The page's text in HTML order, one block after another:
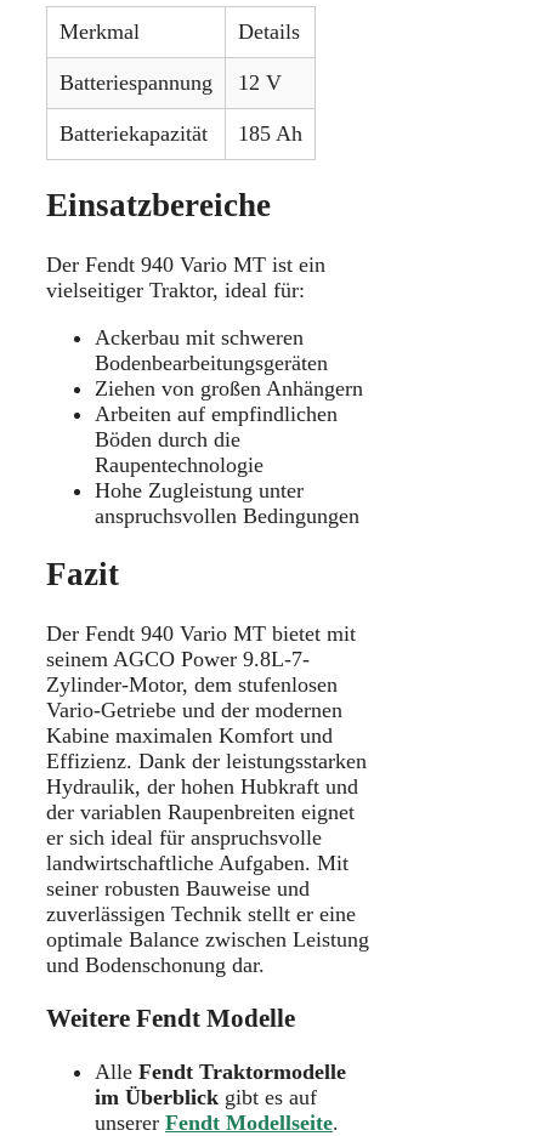
Merkmal Details
Batteriespannung 12 V
Batteriekapazität 185 Ah
Einsatzbereiche
Der Fendt 940 Vario MT ist ein
vielseitiger Traktor, ideal für:
Ackerbau mit schweren
Bodenbearbeitungsgeräten
Ziehen von großen Anhängern
Arbeiten auf empfindlichen
Böden durch die
Raupentechnologie
Hohe Zugleistung unter
anspruchsvollen Bedingungen
Fazit
Der Fendt 940 Vario MT bietet mit
seinem AGCO Power 9.8L-7-
Zylinder-Motor, dem stufenlosen
Vario-Getriebe und der modernen
Kabine maximalen Komfort und
Effizienz. Dank der leistungsstarken
Hydraulik, der hohen Hubkraft und
der variablen Raupenbreiten eignet
er sich ideal für anspruchsvolle
landwirtschaftliche Aufgaben. Mit
seiner robusten Bauweise und
zuverlässigen Technik stellt er eine
optimale Balance zwischen Leistung
und Bodenschonung dar.
Weitere Fendt Modelle
Alle Fendt Traktormodelle
im Überblick gibt es auf
unserer Fendt Modellseite.